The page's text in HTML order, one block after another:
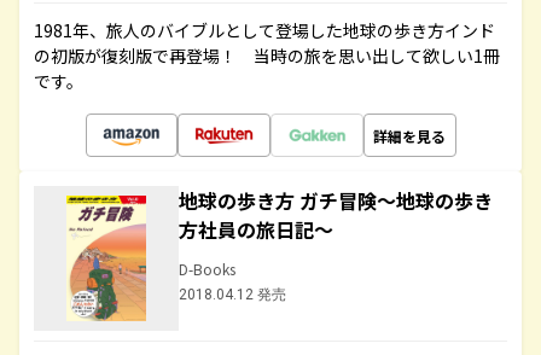
1981年、旅人のバイブルとして登場した地球の歩き方インド
の初版が復刻版で再登場！ 当時の旅を思い出して欲しい1冊
です。
詳細を見る
地球の歩き方 ガチ冒険～地球の歩き
方社員の旅日記～
D-Books
2018.04.12 発売